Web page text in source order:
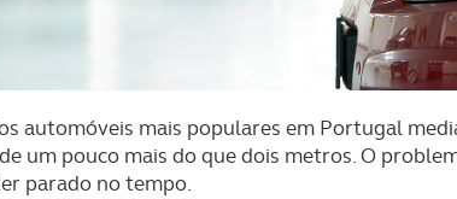
automóveis mais populares em Portugal
um pouco mais do que dois metros. O
parado no tempo.